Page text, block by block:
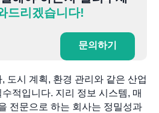
드리겠습니다!
문의하기
도시 계획, 환경 관리와 같은 산업
적입니다. 지리 정보 시스템, 매
전문으로 하는 회사는 정밀성과